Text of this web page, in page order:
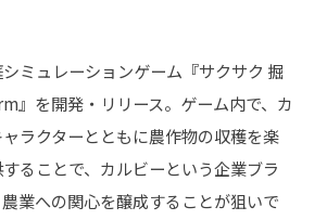
ミュレーションゲーム『サクサク 掘
』を開発・リリース。ゲーム内で、カ
ラクターとともに農作物の収穫を楽
ることで、カルビーという企業ブラ
業への関心を醸成することが狙いで